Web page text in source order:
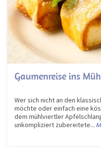
Gaumenreise ins
Wer sich nicht an den
möchte oder einfach eine
dem mühlviertler
unkompliziert zubereitete...